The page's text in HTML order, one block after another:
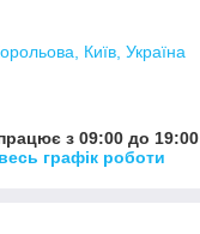
Київ, Україна
з 09:00 до 19:00
графік роботи